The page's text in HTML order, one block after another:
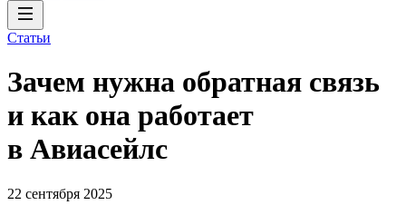
Статьи
Зачем нужна обратная связь
и как она работает
в Авиасейлс
22 сентября 2025